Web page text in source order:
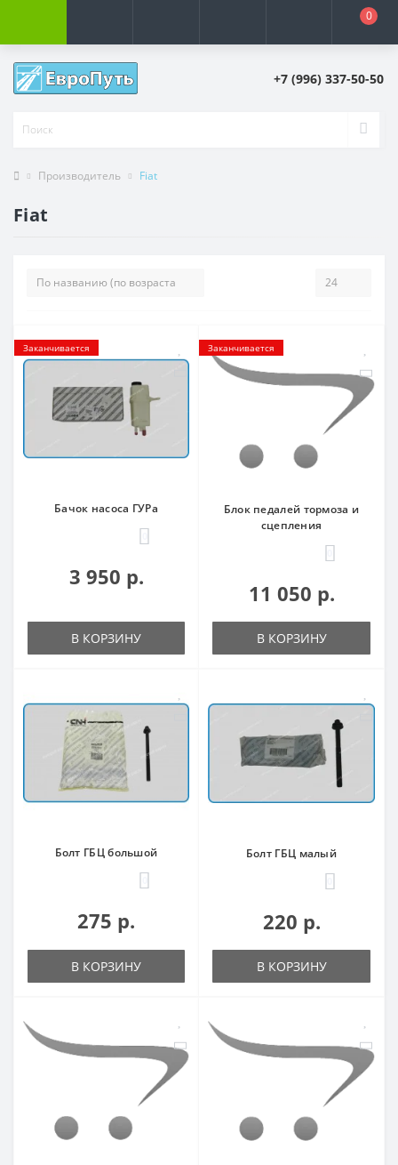
0
+7 (996) 337-50-50
Производитель Fiat
Fiat
Заканчивается
Бачок насоса ГУРа
3 950 р.
В КОРЗИНУ
Заканчивается
Блок педалей тормоза и
сцепления
11 050 р.
В КОРЗИНУ
Болт ГБЦ большой
275 р.
В КОРЗИНУ
Болт ГБЦ малый
220 р.
В КОРЗИНУ